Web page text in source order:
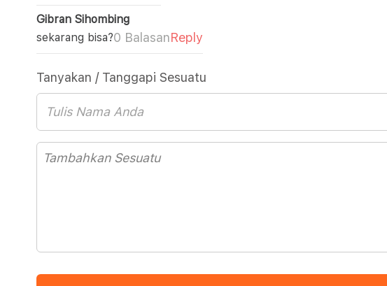
Gibran Sihombing
sekarang bisa?0 BalasanReply
Tanyakan / Tanggapi Sesuatu